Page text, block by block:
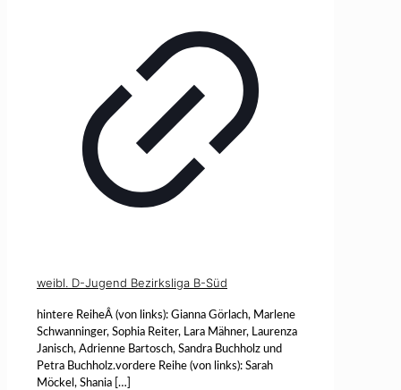
weibl. D-Jugend Bezirksliga B-Süd
hintere ReiheÂ (von links): Gianna Görlach, Marlene
Schwanninger, Sophia Reiter, Lara Mähner, Laurenza
Janisch, Adrienne Bartosch, Sandra Buchholz und
Petra Buchholz.vordere Reihe (von links): Sarah
Möckel, Shania […]